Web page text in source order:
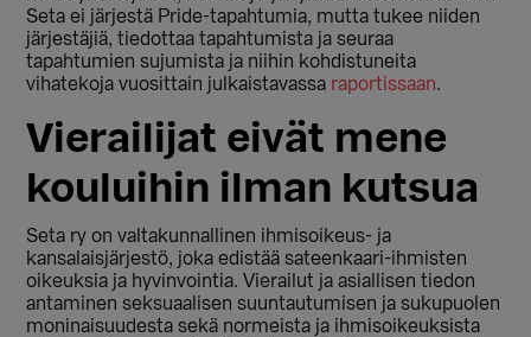
Seta ei järjestä Pride-tapahtumia, mutta tukee niiden
järjestäjiä, tiedottaa tapahtumista ja seuraa
tapahtumien sujumista ja niihin kohdistuneita
vihatekoja vuosittain julkaistavassa raportissaan.
Vierailijat eivät mene
kouluihin ilman kutsua
Seta ry on valtakunnallinen ihmisoikeus- ja
kansalaisjärjestö, joka edistää sateenkaari-ihmisten
oikeuksia ja hyvinvointia. Vierailut ja asiallisen tiedon
antaminen seksuaalisen suuntautumisen ja sukupuolen
moninaisuudesta sekä normeista ja ihmisoikeuksista